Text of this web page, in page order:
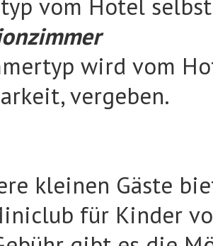
vom Hotel
wird vom
vergeben.
kleinen Gäste
für Kinder